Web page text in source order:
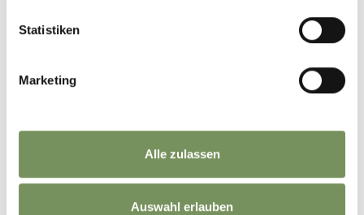
Statistiken
Marketing
Alle zulassen
Auswahl erlauben
+